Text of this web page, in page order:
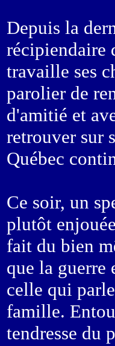
Depuis la
récipiendaire
travaille ses
parolier de
d'amitié et
retrouver sur
Québec
Ce soir, un
plutôt
fait du bien
que la guerre
celle qui
famille.
tendresse du